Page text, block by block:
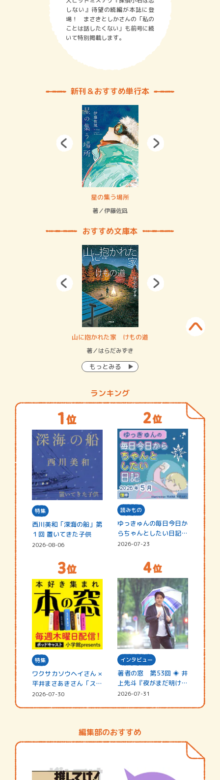
しない』待望の続編が本誌に登
場！ まさきとしかさんの「私の
ことは話したくない」も前号に続
いて特別掲載します。
新刊＆おすすめ単行本
星の集う場所
著／伊藤佐凪
おすすめ文庫本
山に抱かれた家 けもの道
著／はらだみずき
もっとみる
ランキング
特集
西川美和「深海の船」第
１回 置いてきた子供
2026-08-06
読みもの
ゆっきゅんの毎日今日か
らちゃんとしたい日記
☆202…
2026-07-23
特集
ワクサカソウヘイさん ×
平井まさあきさん「スペ
シャ…
2026-07-30
インタビュー
著者の窓 第53回 ◈ 井
上先斗『夜がまだ明けな
い』
2026-07-31
編集部のおすすめ